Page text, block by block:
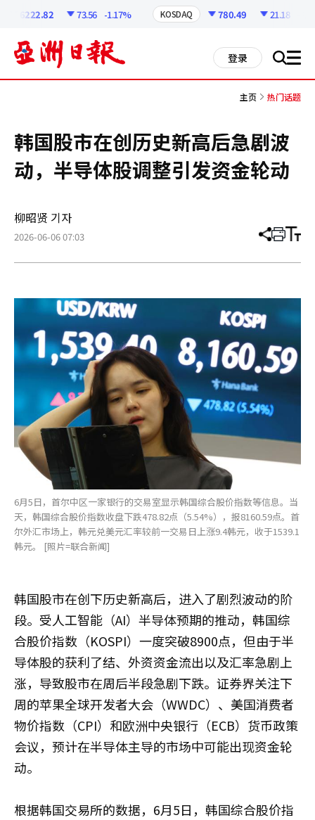
6222.82 73.56 -1.17% KOSDAQ 780.49 21.18
登录 搜 all
主页 热门话题
韩国股市在创历史新高后急剧波
动，半导体股调整引发资金轮动
柳昭贤 기자
2026-06-06 07:03 分
章
打 调
小
6月5日，首尔中区一家银行的交易室显示韩国综合股价指数等信息。当
天，韩国综合股价指数收盘下跌478.82点（5.54%），报8160.59点。首
尔外汇市场上，韩元兑美元汇率较前一交易日上涨9.4韩元，收于1539.1
韩元。 [照片=联合新闻]
韩国股市在创下历史新高后，进入了剧烈波动的阶
段。受人工智能（AI）半导体预期的推动，韩国综
合股价指数（KOSPI）一度突破8900点，但由于半
导体股的获利了结、外资资金流出以及汇率急剧上
涨，导致股市在周后半段急剧下跌。证券界关注下
周的苹果全球开发者大会（WWDC）、美国消费者
物价指数（CPI）和欧洲中央银行（ECB）货币政策
会议，预计在半导体主导的市场中可能出现资金轮
动。
根据韩国交易所的数据，6月5日，韩国综合股价指